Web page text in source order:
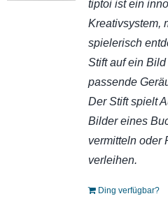
tiptoi ist ein
Kreativsystem,
spielerisch
Stift auf ein
passende
Der Stift spielt
Bilder eines
vermitteln oder
verleihen.
Ding verfügbar?